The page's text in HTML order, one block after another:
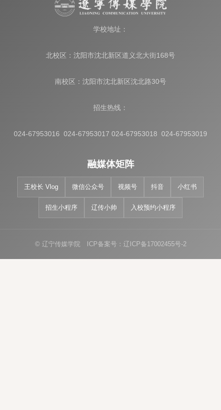
学校地址：
北校区：沈阳市沈北新区道义北大街168号
南校区：沈阳市沈北新区沈北路30号
招生热线：
024-67953016 024-67953017 024-67953018 024-67953019
融媒体矩阵
王校长 Vlog 微信公众号 视频号 抖音 小红书
招生小程序 辽传小帅 入校预约小程序
© 辽宁传媒学院 ICP备案号：辽ICP备17002455号-2